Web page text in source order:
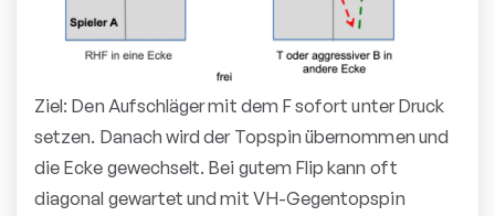
Ziel: Den Aufschläger mit dem F sofort unter Druck
setzen. Danach wird der Topspin übernommen und
die Ecke gewechselt. Bei gutem Flip kann oft
diagonal gewartet und mit VH-Gegentopspin